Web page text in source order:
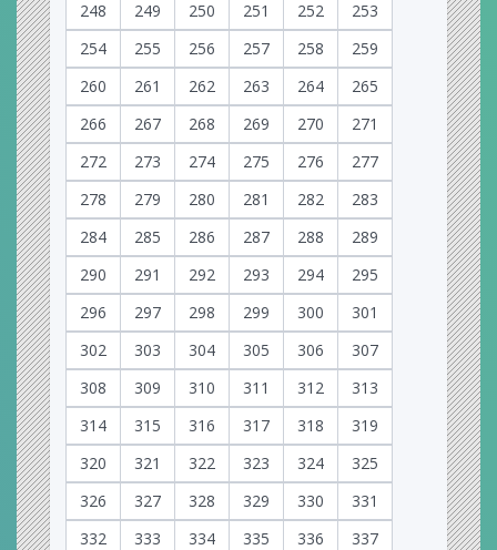
248
249 250 251 252
253
254
255 256 257 258
259
260
261 262 263 264
265
266
267 268 269 270
271
272
273 274 275 276
277
278
279 280 281 282
283
284
285 286 287 288
289
290
291 292 293 294
295
296
297 298 299 300
301
302
303 304 305 306
307
308
309 310 311 312
313
314
315 316 317 318
319
320
321 322 323 324
325
326
327 328 329 330
331
332
333 334 335 336
337